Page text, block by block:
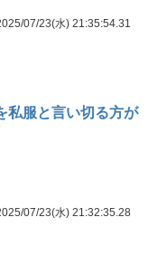
07/23(水) 21:35:54.31
私服と言い切る方が
07/23(水) 21:32:35.28